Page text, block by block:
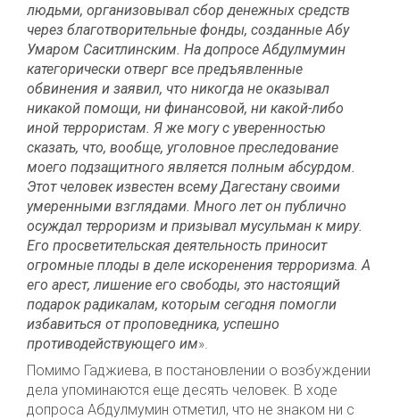
людьми, организовывал сбор денежных средств
через благотворительные фонды, созданные Абу
Умаром Саситлинским. На допросе Абдулмумин
категорически отверг все предъявленные
обвинения и заявил, что никогда не оказывал
никакой помощи, ни финансовой, ни какой-либо
иной террористам. Я же могу с уверенностью
сказать, что, вообще, уголовное преследование
моего подзащитного является полным абсурдом.
Этот человек известен всему Дагестану своими
умеренными взглядами. Много лет он публично
осуждал терроризм и призывал мусульман к миру.
Его просветительская деятельность приносит
огромные плоды в деле искоренения терроризма. А
его арест, лишение его свободы, это настоящий
подарок радикалам, которым сегодня помогли
избавиться от проповедника, успешно
противодействующего им».
Помимо Гаджиева, в постановлении о возбуждении
дела упоминаются еще десять человек. В ходе
допроса Абдулмумин отметил, что не знаком ни с